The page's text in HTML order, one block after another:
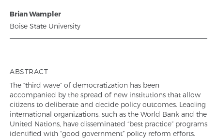
Brian Wampler
Boise State University
ABSTRACT
The “third wave” of democratization has been
accompanied by the spread of new institutions that allow
citizens to deliberate and decide policy outcomes. Leading
international organizations, such as the World Bank and the
United Nations, have disseminated “best practice” programs
identified with “good government” policy reform efforts.